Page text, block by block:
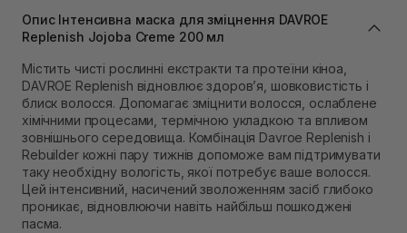
В наявності
Самовивіз м. Львів, вул. Степана Бандери 45
Самовивіз м. Рівне, вул. 16-го Липня, 15
В наявності
Самовивіз м. Рівне, вул. Кулика і Гудачека 23 (ТЦ
Екватор)
Немає в наявності!
Опис Інтенсивна маска для зміцнення DAVROE
Replenish Jojoba Creme 200 мл
Містить чисті рослинні екстракти та протеїни кіноа,
DAVROE Replenish відновлює здоров’я, шовковистість і
блиск волосся. Допомагає зміцнити волосся, ослаблене
хімічними процесами, термічною укладкою та впливом
зовнішнього середовища. Комбінація Davroe Replenish і
Rebuilder кожні пару тижнів допоможе вам підтримувати
таку необхідну вологість, якої потребує ваше волосся.
Цей інтенсивний, насичений зволоженням засіб глибоко
проникає, відновлюючи навіть найбільш пошкоджені
пасма.